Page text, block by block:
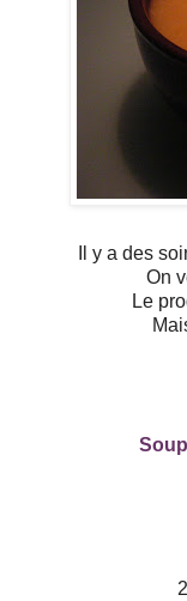
Il y a des
On
Le